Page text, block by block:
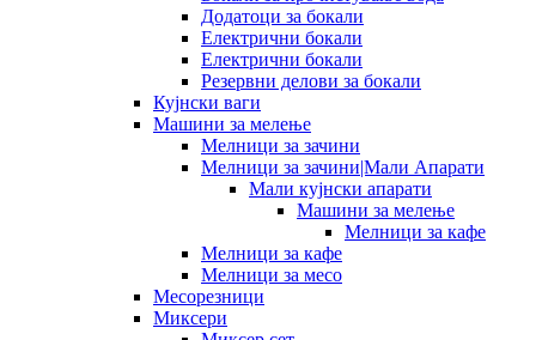
Додатоци за бокали
Електрични бокали
Електрични бокали
Резервни делови за бокали
Кујнски ваги
Машини за мелење
Мелници за зачини
Мелници за зачини|Мали Апарати
Мали кујнски апарати
Машини за мелење
Мелници за кафе
Мелници за кафе
Мелници за месо
Месорезници
Миксери